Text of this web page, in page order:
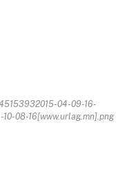
04-09-16-
08-16[www.urlag.mn].png